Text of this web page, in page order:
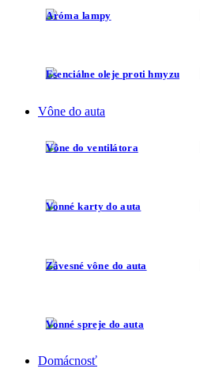
Aróma lampy
Esenciálne oleje proti hmyzu
Vône do auta
Vône do ventilátora
Vonné karty do auta
Závesné vône do auta
Vonné spreje do auta
Domácnosť